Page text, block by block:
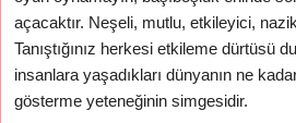
açacaktır. Neşeli, mutlu, etkileyici,
Tanıştığınız herkesi etkileme dürtüsü
insanlara yaşadıkları dünyanın ne
gösterme yeteneğinin simgesidir.